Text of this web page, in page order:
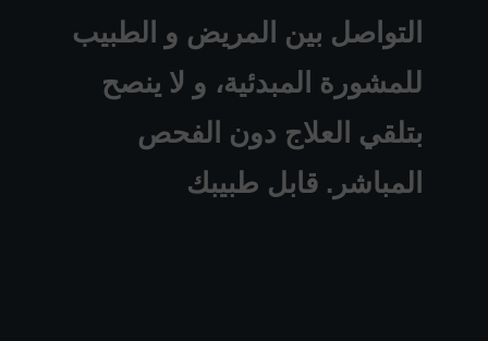
التواصل بين المريض و الطبيب
للمشورة المبدئية، و لا ينصح
بتلقي العلاج دون الفحص
المباشر. قابل طبيبك